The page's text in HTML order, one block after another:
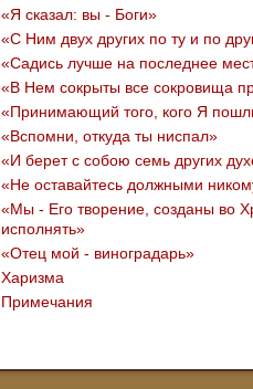
«Я сказал: вы - Боги»
«С Ним двух других по ту и по
«Садись лучше на последнее
«В Нем сокрыты все сокровища
«Принимающий того, кого Я
«Вспомни, откуда ты ниспал»
«И берет с собою семь других
«Не оставайтесь должными
«Мы - Его творение, созданы во
исполнять»
«Отец мой - виноградарь»
Харизма
Примечания